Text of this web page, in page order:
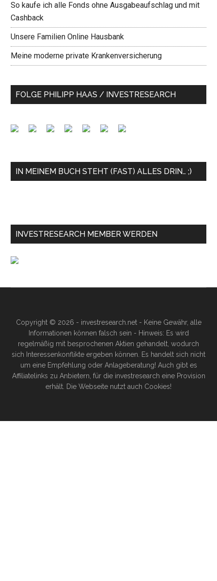
So kaufe ich alle Fonds ohne Ausgabeaufschlag und mit
Cashback
Unsere Familien Online Hausbank
Meine moderne private Krankenversicherung
FOLGE PHILIPP HAAS / INVESTRESEARCH
IN MEINEM BUCH STEHT (FAST) ALLES DRIN… ;)
INVESTRESEARCH MEMBER WERDEN
Copyright © 2026 - investresearch.net - Keine Gewähr, alle
Informationen können falsch sein - Hinweis: Es wird
regelmäßig mit besprochenen Aktien gehandelt, wodurch
sich Interessenkonflikte ergeben können. Es handelt sich nicht
um eine Empfehlung oder Anlageberatung! Auch gibt es
Affiliatelinks zu Anbietern, für die investresearch eine Provision
erhält. Die Webseite nutzt auch Cookies!